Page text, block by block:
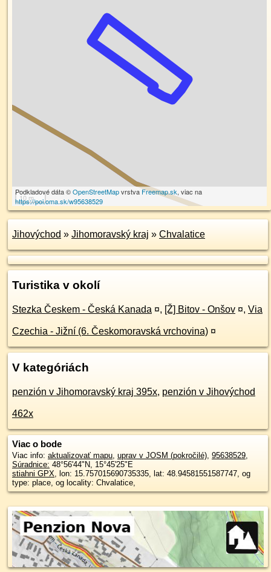
10 m
Podkladové dáta ©OpenStreetMapvrstvaFreemap.sk, viac na
https://poi.oma.sk/w95638529
Jihovýchod » Jihomoravský kraj » Chvalatice
Turistika v okolí
Stezka Českem - Česká Kanada ¤, [Ž] Bitov - Onšov ¤, Via
Czechia - Jižní (6. Českomoravská vrchovina) ¤
V kategóriách
penzión v Jihomoravský kraj 395x, penzión v Jihovýchod
462x
Viac o bode
Viac info: aktualizovať mapu, uprav v JOSM (pokročilé), 95638529,
Súradnice: 48°56'44"N, 15°45'25"E
stiahni GPX, lon: 15.757015690735335, lat: 48.94581551587747, og
type: place, og locality: Chvalatice,